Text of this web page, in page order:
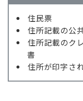
住民票
住所記載の公
住所記載のク
書
住所が印字さ